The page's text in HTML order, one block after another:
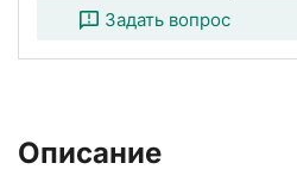
Задать вопрос
Описание